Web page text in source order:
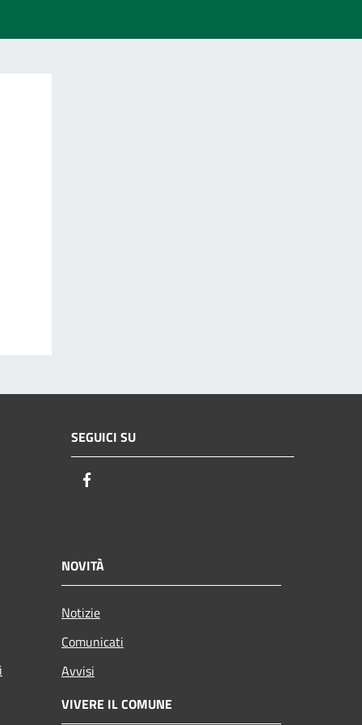
SEGUICI SU
NOVITÀ
Notizie
Comunicati
Avvisi
VIVERE IL COMUNE